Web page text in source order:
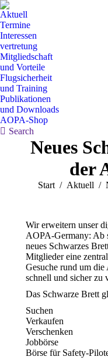
Aktuell
Termine
Interessen
vertretung
Mitgliedschaft
und Vorteile
Flugsicherheit
und Training
Publikationen
und Downloads
AOPA-Shop
Search:
Search
Neues
der
Sie befinden sich
Start Aktuell
Wir erweitern unser
AOPA-Germany: Ab
neues Schwarzes
Mitglieder eine
Gesuche rund um
schnell und sicher zu
Das Schwarze Brett
Suchen
Verkaufen
Verschenken
Jobbörse
Börse für Safety-